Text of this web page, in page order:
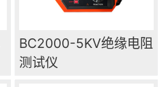
BC2000-5KV绝缘电阻
测试仪